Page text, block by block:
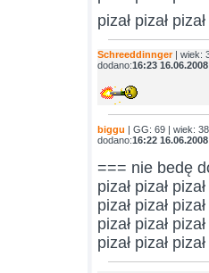
pizał pizał
Schreeddinnger| wiek:
dodano:16:23 16.06.2008
biggu | GG: 69 | wiek: 38
dodano:16:22 16.06.2008
=== nie bedę
pizał pizał
pizał pizał
pizał pizał
pizał pizał